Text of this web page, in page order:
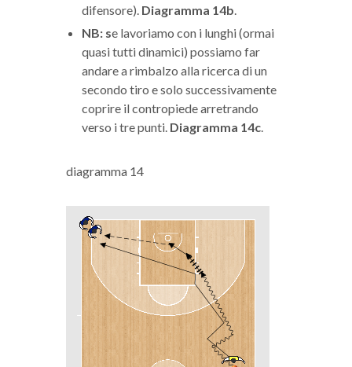
difensore). Diagramma 14b
NB: se lavoriamo con i lunghi (ormai
quasi tutti dinamici) possiamo far
andare a rimbalzo alla ricerca di un
secondo tiro e solo successivamente
coprire il contropiede arretrando
verso i tre punti. Diagramma 14c
diagramma 14